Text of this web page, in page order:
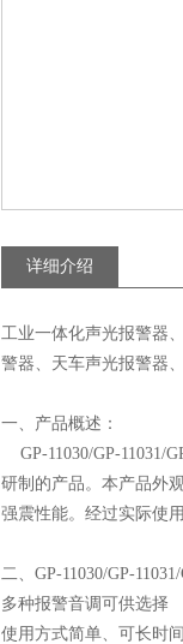
详细介绍
工业一体化声光报警器
警器、天车声光报警器
一、产品概述：
GP-11030/GP-11031/
研制的产品。本产品外
强震性能。经过实际使
二、GP-11030/GP-
多种报警音调可供选择
使用方式简单、可长时